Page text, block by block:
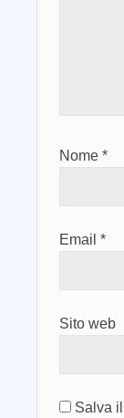
Nome *
Email *
Sito web
Salva